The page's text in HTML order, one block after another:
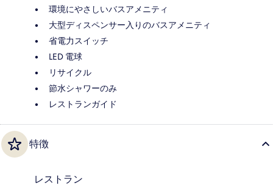
環境にやさしいバスアメニティ
大型ディスペンサー入りのバスアメニティ
省電力スイッチ
LED 電球
リサイクル
節水シャワーのみ
レストランガイド
特徴
レストラン